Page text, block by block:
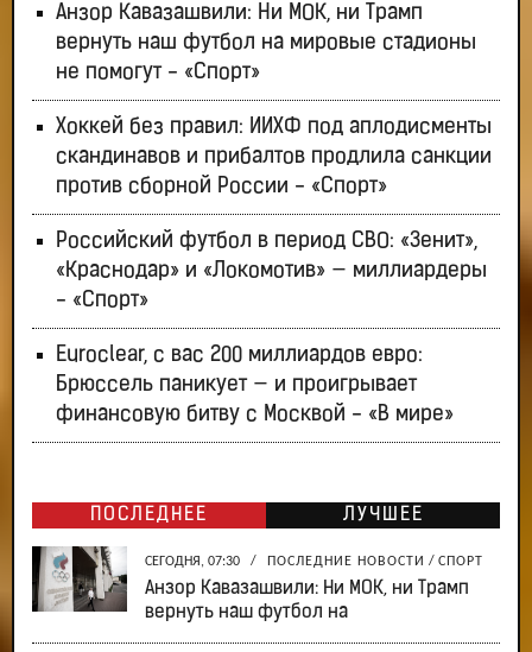
Анзор Кавазашвили: Ни МОК, ни Трамп
вернуть наш футбол на мировые стадионы
не помогут - «Спорт»
Хоккей без правил: ИИХФ под аплодисменты
скандинавов и прибалтов продлила санкции
против сборной России - «Спорт»
Российский футбол в период СВО: «Зенит»,
«Краснодар» и «Локомотив» — миллиардеры
- «Спорт»
Euroclear, с вас 200 миллиардов евро:
Брюссель паникует — и проигрывает
финансовую битву с Москвой - «В мире»
ПОСЛЕДНЕЕ ЛУЧШЕЕ
СЕГОДНЯ, 07:30 / ПОСЛЕДНИЕ НОВОСТИ / СПОРТ
Анзор Кавазашвили: Ни МОК, ни Трамп
вернуть наш футбол на